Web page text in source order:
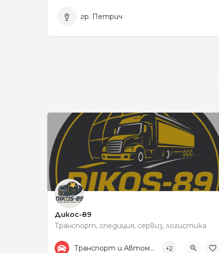
гр. Петрич
Дикос-89
Транспорт, спедиция, сервиз, логистика
+359878525440
Транспорт и Автомобили +2